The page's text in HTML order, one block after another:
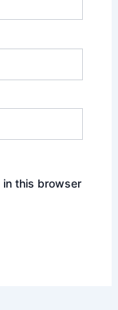
in this browser